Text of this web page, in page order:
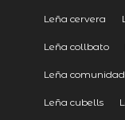
Leña cervera
Leña collbato
Leña
Leña cubells